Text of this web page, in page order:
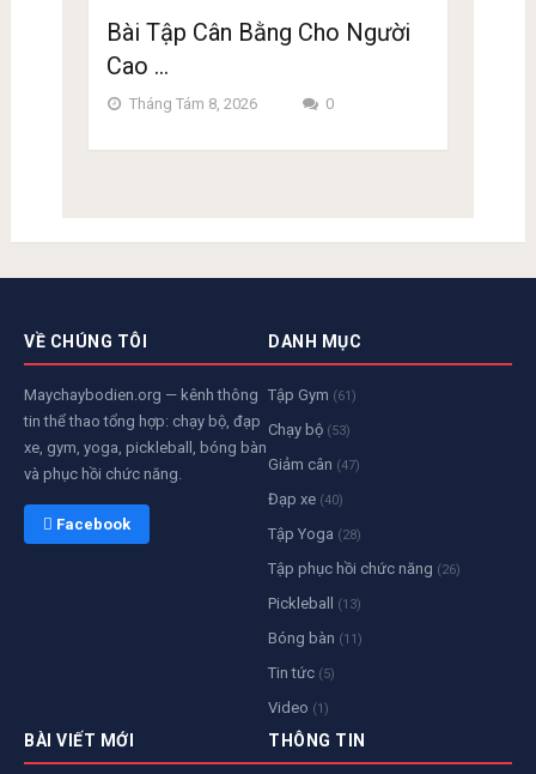
Bài Tập Cân Bằng Cho Người
Cao …
Tháng Tám 8, 2026 0
VỀ CHÚNG TÔI
Maychaybodien.org — kênh thông
tin thể thao tổng hợp: chạy bộ, đạp
xe, gym, yoga, pickleball, bóng bàn
và phục hồi chức năng.
 Facebook
DANH MỤC
Tập Gym (61)
Chạy bộ (53)
Giảm cân (47)
Đạp xe (40)
Tập Yoga (28)
Tập phục hồi chức năng (26)
Pickleball (13)
Bóng bàn (11)
Tin tức (5)
Video (1)
BÀI VIẾT MỚI THÔNG TIN